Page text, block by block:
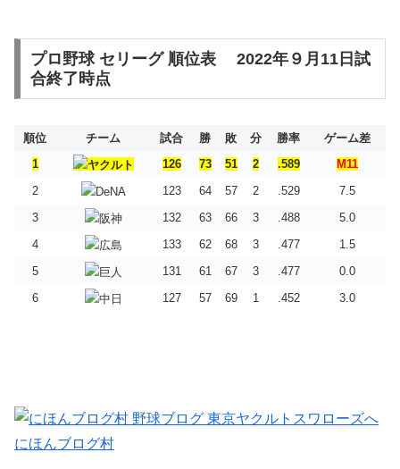
プロ野球 セリーグ 順位表 2022年９月11日試
合終了時点
順位 チーム 試合 勝 敗 分 勝率
ゲーム差
1
126 73 51 2 .589
M11
2
123 64 57 2 .529
7.5
3
132 63 66 3 .488
5.0
4
133 62 68 3 .477
1.5
5
131 61 67 3 .477
0.0
6
127 57 69 1 .452 3.0
にほんブログ村